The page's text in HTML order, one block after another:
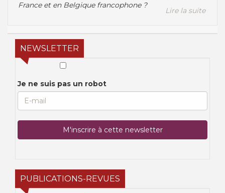
France et en Belgique francophone ?
Lire la suite
NEWSLETTER
Je ne suis pas un robot
PUBLICATIONS-REVUES